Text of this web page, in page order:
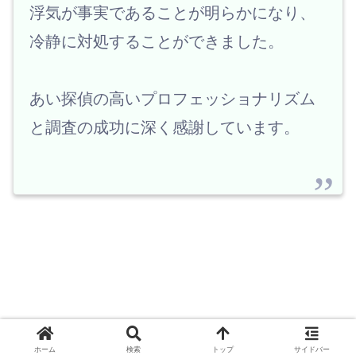
浮気が事実であることが明らかになり、
冷静に対処することができました。
あい探偵の高いプロフェッショナリズム
と調査の成功に深く感謝しています。
＼探偵社をマッチング／
ホーム 検索 トップ サイドバー